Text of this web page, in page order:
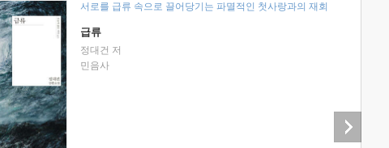
서로를 급류 속으로 끌어당기는 파멸적인 첫사랑과의 재회
급류
정대건 저
민음사